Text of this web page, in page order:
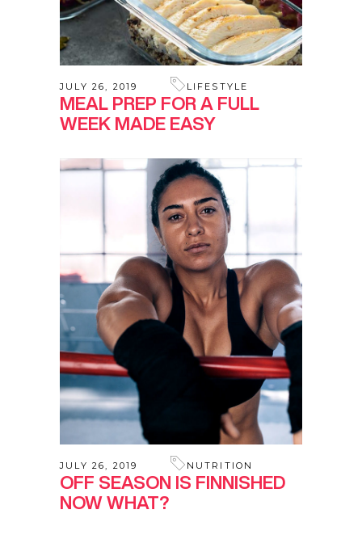
JULY 26, 2019 LIFESTYLE
MEAL PREP FOR A FULL
WEEK MADE EASY
JULY 26, 2019 NUTRITION
OFF SEASON IS FINNISHED
NOW WHAT?